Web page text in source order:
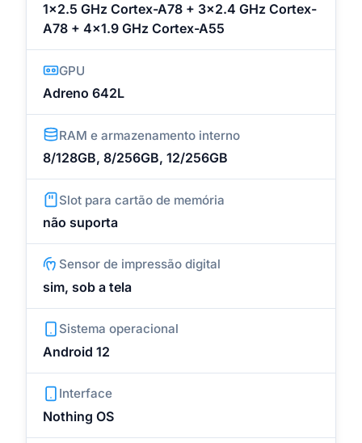
1x2.5 GHz Cortex-A78 + 3x2.4 GHz Cortex-
A78 + 4x1.9 GHz Cortex-A55
GPU
Adreno 642L
RAM e armazenamento interno
8/128GB, 8/256GB, 12/256GB
Slot para cartão de memória
não suporta
Sensor de impressão digital
sim, sob a tela
Sistema operacional
Android 12
Interface
Nothing OS